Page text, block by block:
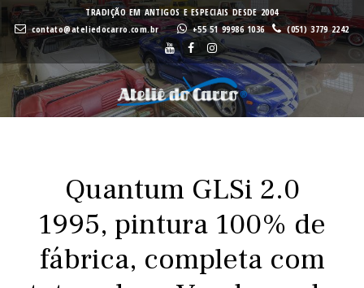
Buscar
TRADIÇÃO EM ANTIGOS E ESPECIAIS DESDE 2004
contato@ateliedocarro.com.br
+55 51 99986 1036 (051) 3779 2242
Quantum GLSi 2.0
1995, pintura 100% de
fábrica, completa com